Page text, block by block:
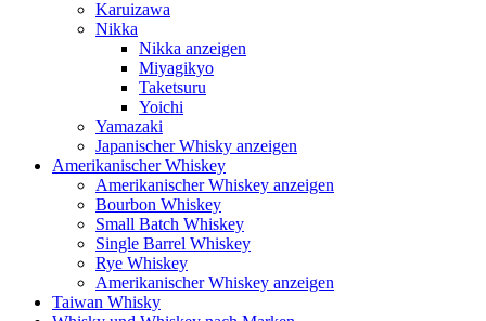
Karuizawa
Nikka
Nikka anzeigen
Miyagikyo
Taketsuru
Yoichi
Yamazaki
Japanischer Whisky anzeigen
Amerikanischer Whiskey
Amerikanischer Whiskey anzeigen
Bourbon Whiskey
Small Batch Whiskey
Single Barrel Whiskey
Rye Whiskey
Amerikanischer Whiskey anzeigen
Taiwan Whisky